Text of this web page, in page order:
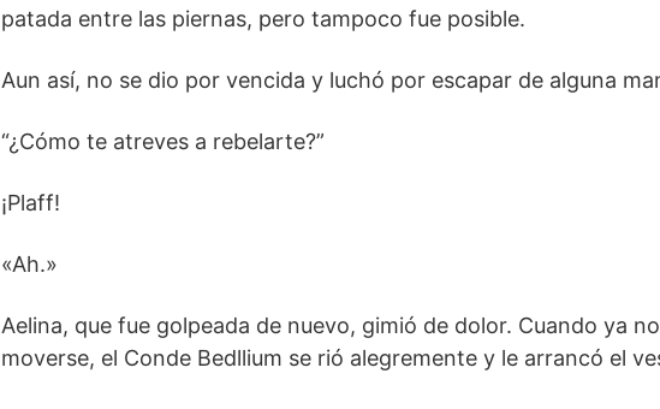
patada entre las piernas, pero tampoco fue posible.
Aun así, no se dio por vencida y luchó por escapar de alguna
“¿Cómo te atreves a rebelarte?”
¡Plaff!
«Ah.»
Aelina, que fue golpeada de nuevo, gimió de dolor. Cuando ya
moverse, el Conde Bedllium se rió alegremente y le arrancó el